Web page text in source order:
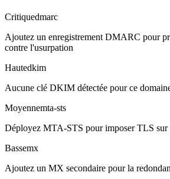
Critiquedmarc
Ajoutez un enregistrement DMARC pour
contre l'usurpation
Hautedkim
Aucune clé DKIM détectée pour ce
Moyennemta-sts
Déployez MTA-STS pour imposer TLS sur
Bassemx
Ajoutez un MX secondaire pour la